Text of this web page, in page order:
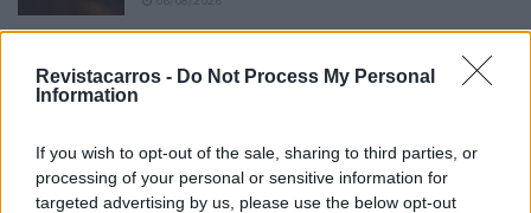
Revistacarros - Do Not Process My Personal
Information
If you wish to opt-out of the sale, sharing to third parties, or
processing of your personal or sensitive information for
targeted advertising by us, please use the below opt-out
autonomia inédita
Honda surpreende com lucro recorde e
alerta para incertezas
06/08/2026